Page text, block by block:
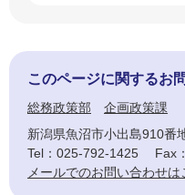
このページに関するお
総務政策部 企画政策課
新潟県魚沼市小出島910番
Tel：025-792-1425
Fax
メールでのお問い合わせは